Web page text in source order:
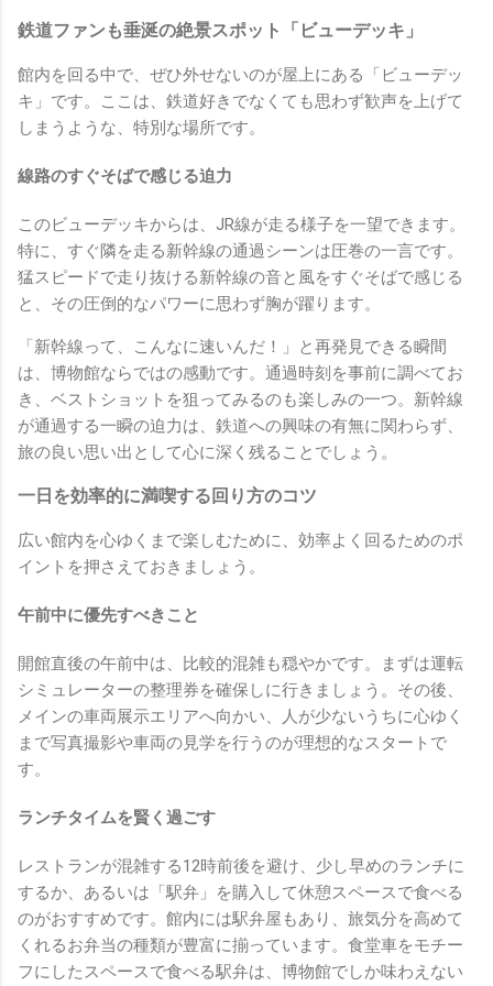
鉄道ファンも垂涎の絶景スポット「ビューデッキ」
館内を回る中で、ぜひ外せないのが屋上にある「ビューデッ
キ」です。ここは、鉄道好きでなくても思わず歓声を上げて
しまうような、特別な場所です。
線路のすぐそばで感じる迫力
このビューデッキからは、JR線が走る様子を一望できます。
特に、すぐ隣を走る新幹線の通過シーンは圧巻の一言です。
猛スピードで走り抜ける新幹線の音と風をすぐそばで感じる
と、その圧倒的なパワーに思わず胸が躍ります。
「新幹線って、こんなに速いんだ！」と再発見できる瞬間
は、博物館ならではの感動です。通過時刻を事前に調べてお
き、ベストショットを狙ってみるのも楽しみの一つ。新幹線
が通過する一瞬の迫力は、鉄道への興味の有無に関わらず、
旅の良い思い出として心に深く残ることでしょう。
一日を効率的に満喫する回り方のコツ
広い館内を心ゆくまで楽しむために、効率よく回るためのポ
イントを押さえておきましょう。
午前中に優先すべきこと
開館直後の午前中は、比較的混雑も穏やかです。まずは運転
シミュレーターの整理券を確保しに行きましょう。その後、
メインの車両展示エリアへ向かい、人が少ないうちに心ゆく
まで写真撮影や車両の見学を行うのが理想的なスタートで
す。
ランチタイムを賢く過ごす
レストランが混雑する12時前後を避け、少し早めのランチに
するか、あるいは「駅弁」を購入して休憩スペースで食べる
のがおすすめです。館内には駅弁屋もあり、旅気分を高めて
くれるお弁当の種類が豊富に揃っています。食堂車をモチー
フにしたスペースで食べる駅弁は、博物館でしか味わえない